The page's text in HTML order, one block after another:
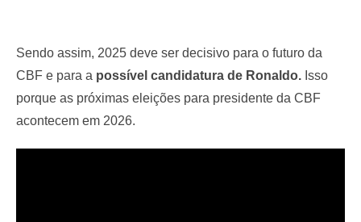
Sendo assim, 2025 deve ser decisivo para o futuro da
CBF e para a possível candidatura de Ronaldo. Isso
porque as próximas eleições para presidente da CBF
acontecem em 2026.